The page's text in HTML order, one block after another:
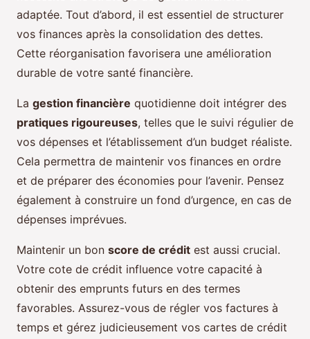
adaptée. Tout d’abord, il est essentiel de structurer
vos finances après la consolidation des dettes.
Cette réorganisation favorisera une amélioration
durable de votre santé financière.
La gestion financière quotidienne doit intégrer des
pratiques rigoureuses, telles que le suivi régulier de
vos dépenses et l’établissement d’un budget réaliste.
Cela permettra de maintenir vos finances en ordre
et de préparer des économies pour l’avenir. Pensez
également à construire un fond d’urgence, en cas de
dépenses imprévues.
Maintenir un bon score de crédit est aussi crucial.
Votre cote de crédit influence votre capacité à
obtenir des emprunts futurs en des termes
favorables. Assurez-vous de régler vos factures à
temps et gérez judicieusement vos cartes de crédit